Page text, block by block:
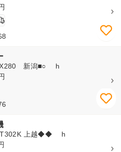
新潟■○ h
上越◆◆ h